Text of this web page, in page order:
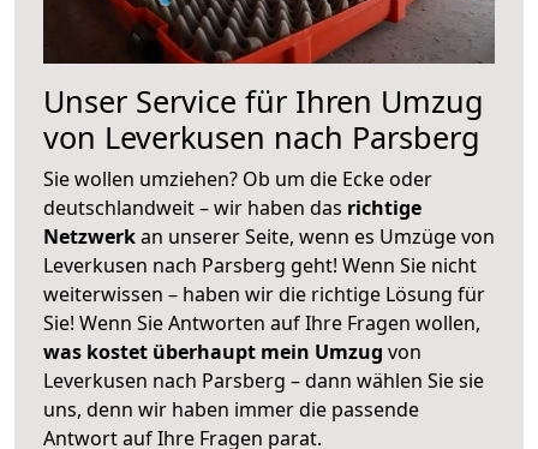
Unser Service für Ihren Umzug
von Leverkusen nach Parsberg
Sie wollen umziehen? Ob um die Ecke oder
deutschlandweit – wir haben das richtige
Netzwerkan unserer Seite, wenn es Umzüge von
Leverkusen nach Parsberg geht! Wenn Sie nicht
weiterwissen – haben wir die richtige Lösung für
Sie! Wenn Sie Antworten auf Ihre Fragen wollen,
was kostet überhaupt mein Umzug von
Leverkusen nach Parsberg – dann wählen Sie sie
uns, denn wir haben immer die passende
Antwort auf Ihre Fragen parat.